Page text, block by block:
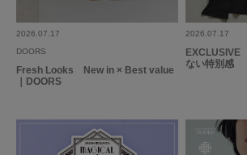
2026.07.17
DOORS
Fresh Looks New in × Best value
｜DOORS
2026.07.17
EXCLUSIVE
ない特別感